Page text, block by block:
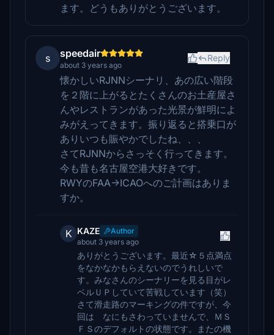
ます。どうもありがとうございます。
s speedair
about 3 years ago
Reply
懐かしいRJNNシーナリ、あの広い階段
を２階に上がるとたくさんのお土産屋さ
んやレストランがあった光景が鮮明によ
みがえってきます。振り返ると搭乗口が
ありいつも賑やかでしたね、、、
さてRJNNからさっそく行ってきます。
今も昔も名古屋空港大好きです。
RWYのFAA→ICAOへのご計画はありま
すか。
K KAZE
Author
about 3 years ago
ありがとうございます。最近☆５点満点
をなかなかもらえないのでうれしいで
す。みなさんのシーナリーを見る目がレ
ベルＵＰしていて苦戦しています（笑）
さて滑走路のマーキングの件ですが、今
回は なにもさわっていませんで、ＭＳ
ＦＳのデフォルトの状態です。またの機